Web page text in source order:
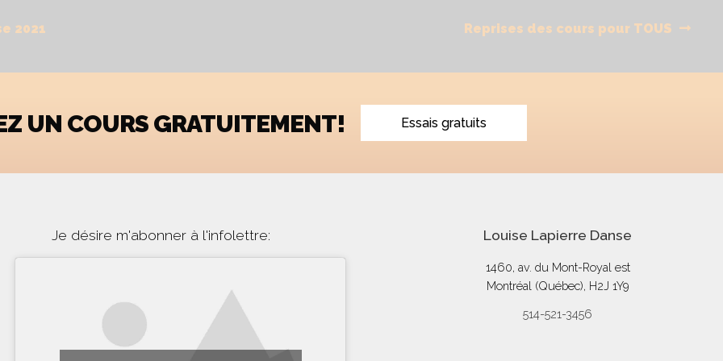
2021
Next
Reprises des cours pour TOUS
UN COURS GRATUITEMENT! Essais gratuits
Je désire m'abonner à l'infolettre: Louise Lapierre Danse
1460, av. du Mont-Royal est
Montréal (Québec), H2J 1Y9
514-521-3456